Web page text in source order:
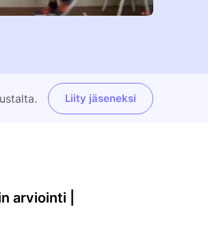
Liity jäseneksi
arviointi |